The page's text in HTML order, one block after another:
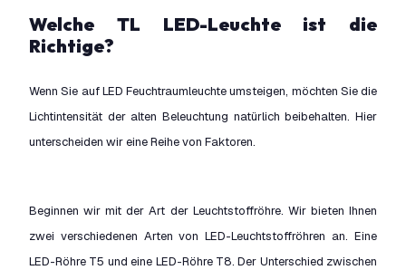
Welche TL LED-Leuchte ist die
Richtige?
Wenn Sie auf LED Feuchtraumleuchte umsteigen, möchten Sie die
Lichtintensität der alten Beleuchtung natürlich beibehalten. Hier
unterscheiden wir eine Reihe von Faktoren.
Beginnen wir mit der Art der Leuchtstoffröhre. Wir bieten Ihnen
zwei verschiedenen Arten von LED-Leuchtstoffröhren an. Eine
LED-Röhre T5 und eine LED-Röhre T8. Der Unterschied zwischen